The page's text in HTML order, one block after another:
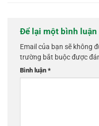
Để lại một bình luận
Email của bạn sẽ không
trường bắt buộc được
Bình luận *